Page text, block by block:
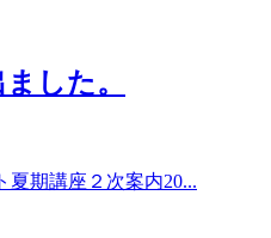
した。
期講座２次案内20...